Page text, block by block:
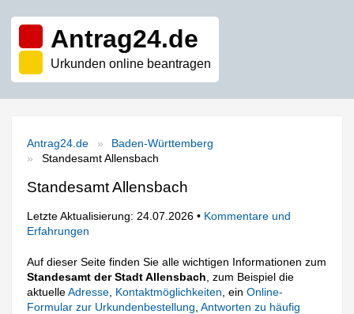
Antrag24.de
Urkunden online beantragen
Antrag24.de
Baden-Württemberg
Standesamt Allensbach
Standesamt Allensbach
Letzte Aktualisierung: 24.07.2026 • Kommentare und
Erfahrungen
Auf dieser Seite finden Sie alle wichtigen Informationen zum
Standesamt der Stadt Allensbach , zum Beispiel die
aktuelleAdresse Kontaktmöglichkeiten , einOnline-
Formular zur Urkundenbestellung ,Antworten zu häufig